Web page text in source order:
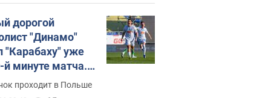
дорогой
"Динамо"
"Карабаху" уже
й минуте матча.
проходит в Польше